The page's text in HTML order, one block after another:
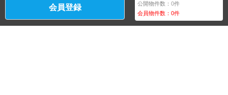
会員登録 公開物件数：0件
会員物件数：0件